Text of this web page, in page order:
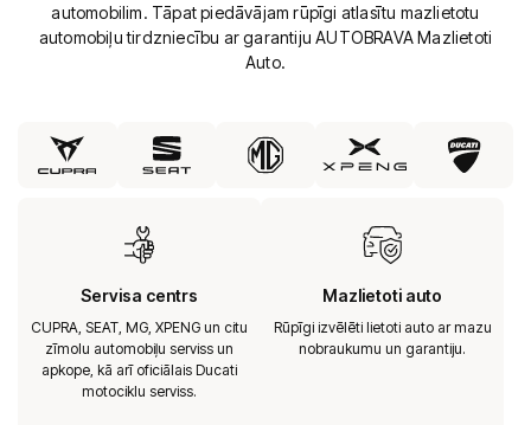
automobilim. Tāpat piedāvājam rūpīgi atlasītu mazlietotu
automobiļu tirdzniecību ar garantiju AUTOBRAVA Mazlietoti
Auto.
Servisa centrs
CUPRA, SEAT, MG, XPENG un citu
zīmolu automobiļu serviss un
apkope, kā arī oficiālais Ducati
motociklu serviss.
Mazlietoti auto
Rūpīgi izvēlēti lietoti auto ar mazu
nobraukumu un garantiju.